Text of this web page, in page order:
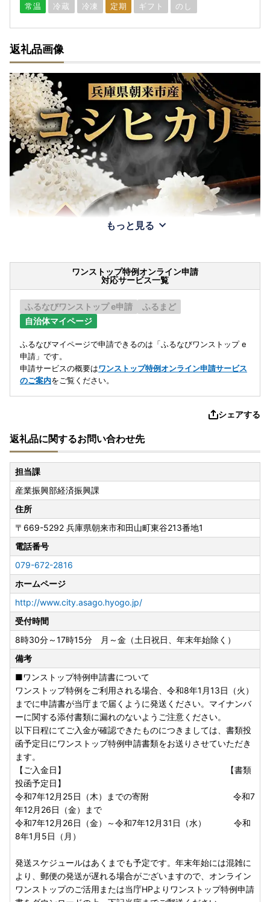
常温 冷蔵 冷凍 定期 ギフト のし
返礼品画像
もっと見る
ワンストップ特例オンライン申請
対応サービス一覧
ふるなびワンストップ e申請
ふるまど
自治体マイページ
ふるなびマイページで申請できるのは「ふるなびワンストップ e
申請」です。
申請サービスの概要はワンストップ特例オンライン申請サービス
のご案内をご覧ください。
シェアする
返礼品に関するお問い合わせ先
担当課
産業振興部経済振興課
住所
〒669-5292 兵庫県朝来市和田山町東谷213番地1
電話番号
079-672-2816
ホームページ
http://www.city.asago.hyogo.jp/
受付時間
8時30分～17時15分 月～金（土日祝日、年末年始除く）
備考
■ワンストップ特例申請書について
ワンストップ特例をご利用される場合、令和8年1月13日（火）
までに申請書が当庁まで届くように発送ください。マイナンバ
ーに関する添付書類に漏れのないようご注意ください。
以下日程にてご入金が確認できたものにつきましては、書類投
函予定日にワンストップ特例申請書類をお送りさせていただき
ます。
【ご入金日】 【書類
投函予定日】
令和7年12月25日（木）までの寄附 令和7
年12月26日（金）まで
令和7年12月26日（金）～令和7年12月31日（水） 令和
8年1月5日（月）
発送スケジュールはあくまでも予定です。年末年始には混雑に
より、郵便の発送が遅れる場合がございますので、オンライン
ワンストップのご活用または当庁HPよりワンストップ特例申請